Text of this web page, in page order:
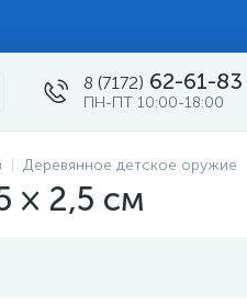
8 (7172) 62-61-83
ПН-ПТ 10:00-18:00
Деревянное детское оружие
× 2,5 см